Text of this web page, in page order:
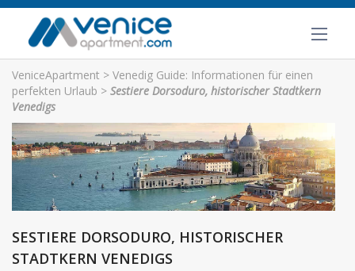
VeniceApartment > Venedig Guide: Informationen für einen
perfekten Urlaub > Sestiere Dorsoduro, historischer Stadtkern
Venedigs
SESTIERE DORSODURO, HISTORISCHER
STADTKERN VENEDIGS